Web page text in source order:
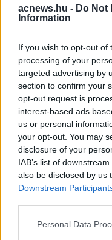
acnews.hu - Do Not
Information
If you wish to opt-out of
processing of your
targeted advertising by
section to confirm your
opt-out request is
interest-based ads
us or personal
your opt-out. You may
disclosure of your
IAB’s list of
also be disclosed by us
Downstream
Please note that this
Personal Data
Hirdetés